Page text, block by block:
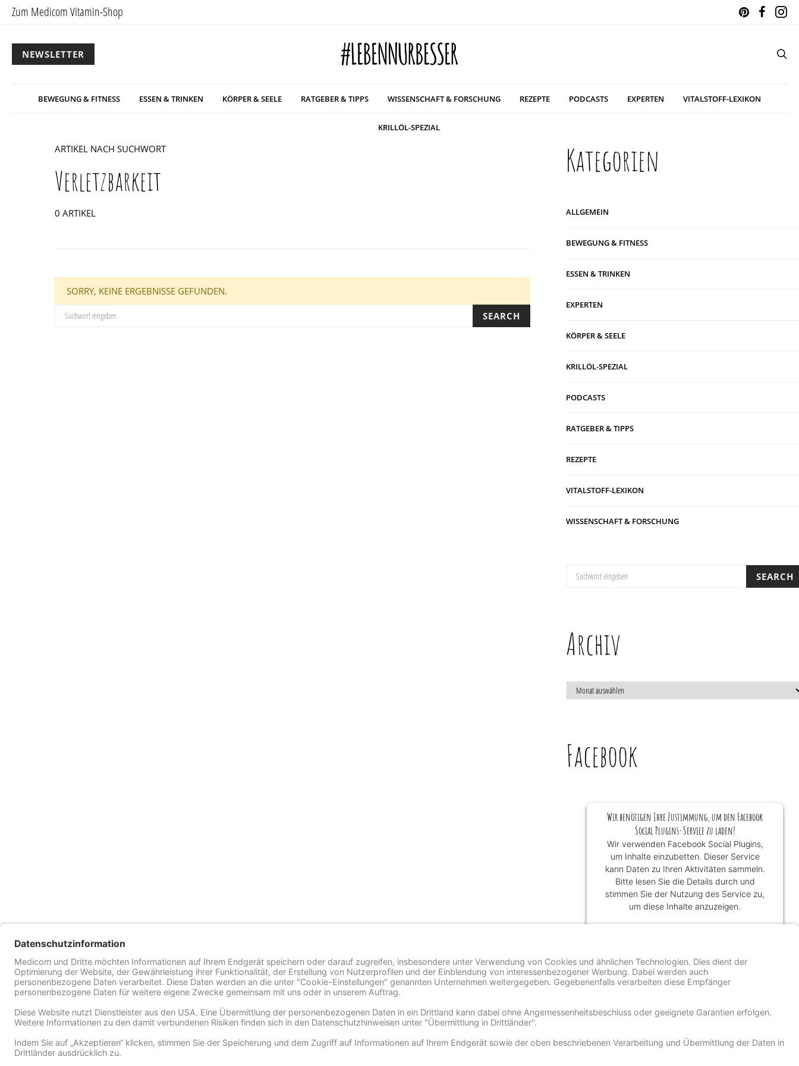
Zum Medicom Vitamin-Shop
NEWSLETTER
BEWEGUNG & FITNESS ESSEN & TRINKEN KÖRPER & SEELE RATGEBER & TIPPS WISSENSCHAFT & FORSCHUNG REZEPTE PODCASTS EXPERTEN VITALSTOFF-LEXIKON
KRILLÖL-SPEZIAL
ARTIKEL NACH SUCHWORT
Verletzbarkeit
0 ARTIKEL
SORRY, KEINE ERGEBNISSE GEFUNDEN.
SUCHE NACH:
SEARCH
Kategorien
ALLGEMEIN
BEWEGUNG & FITNESS
ESSEN & TRINKEN
EXPERTEN
KÖRPER & SEELE
KRILLÖL-SPEZIAL
PODCASTS
RATGEBER & TIPPS
REZEPTE
VITALSTOFF-LEXIKON
WISSENSCHAFT & FORSCHUNG
SUCHE NACH: SEARCH
Archiv
ARCHIV
Facebook
Wir benötigen Ihre Zustimmung, um den Facebook
Social Plugins-Service zu laden!
Wir verwenden Facebook Social Plugins,
um Inhalte einzubetten. Dieser Service
kann Daten zu Ihren Aktivitäten sammeln.
Bitte lesen Sie die Details durch und
stimmen Sie der Nutzung des Service zu,
um diese Inhalte anzuzeigen.
Akzeptieren
Usercentrics Consent